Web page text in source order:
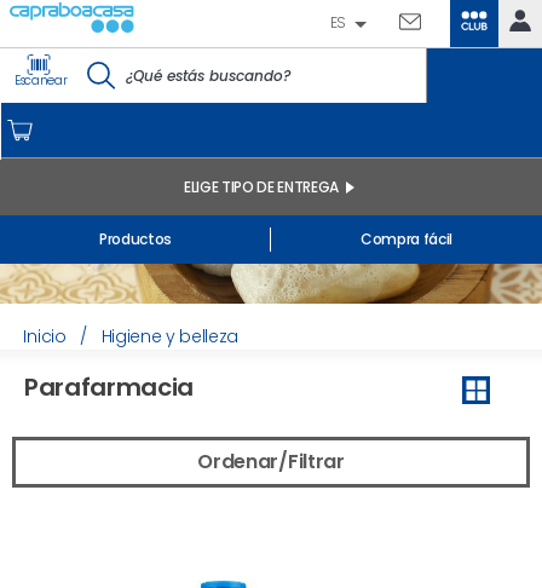
IDENTIFÍCATE
Pedidos online
Mis productos comprados en tienda y online
Listas
INFORMACIÓN GENERAL
ES
Escanear
Productos
ELIGE TIPO DE ENTREGA
Compra fácil
Inicio / Higiene y belleza
Parafarmacia
Ordenar/Filtrar